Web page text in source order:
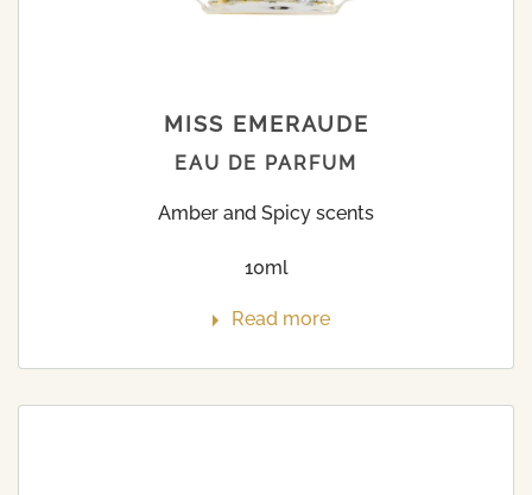
MISS EMERAUDE
EAU DE PARFUM
Amber and Spicy scents
10ml
Read more